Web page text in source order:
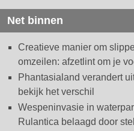
Net binnen
Creatieve manier om
omzeilen: afzetlint om je
Phantasialand verandert
bekijk het verschil
Wespeninvasie in
Rulantica belaagd door